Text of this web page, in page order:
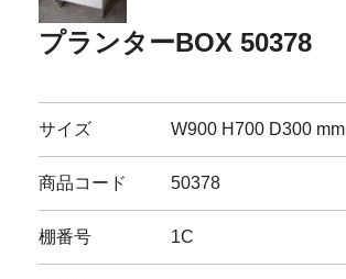
プランターBOX 50378
サイズ W900 H700 D300 mm
商品コード 50378
棚番号 1C